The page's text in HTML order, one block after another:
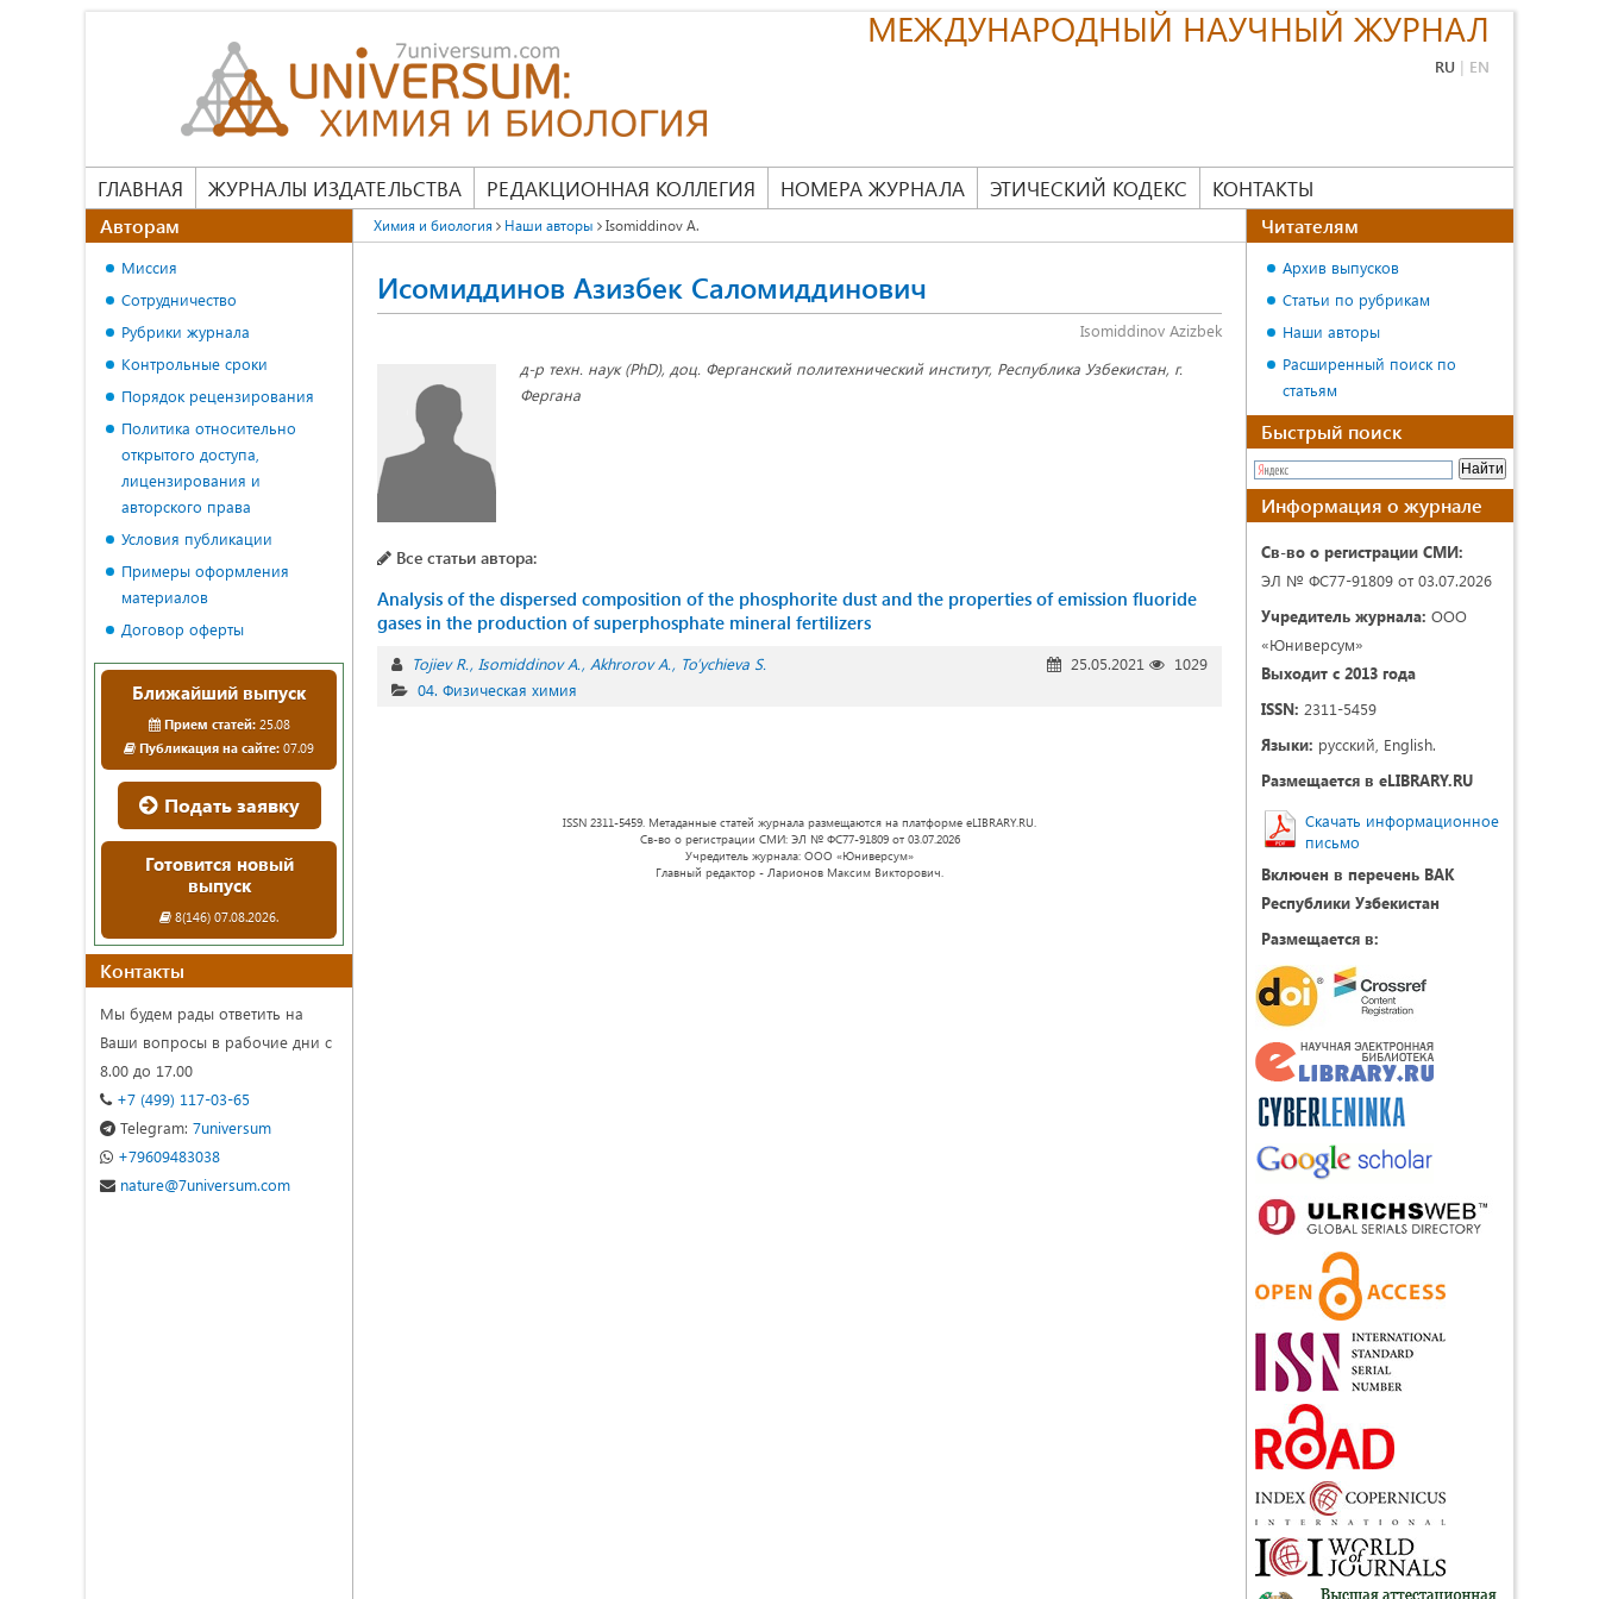
МЕЖДУНАРОДНЫЙ НАУЧНЫЙ ЖУРНАЛ
RU | EN
ГЛАВНАЯ ЖУРНАЛЫ ИЗДАТЕЛЬСТВА РЕДАКЦИОННАЯ КОЛЛЕГИЯ НОМЕРА ЖУРНАЛА ЭТИЧЕСКИЙ КОДЕКС КОНТАКТЫ
Химия и биология Наши авторы Isomiddinov A.
Исомиддинов Азизбек Саломиддинович
Isomiddinov Azizbek
д-р техн. наук (PhD), доц. Ферганский политехнический институт, Республика Узбекистан, г.
Фергана
Все статьи автора:
Analysis of the dispersed composition of the phosphorite dust and the properties of emission fluoride
gases in the production of superphosphate mineral fertilizers
Tojiev R. Isomiddinov A. Akhrorov A. To’ychieva S. 25.05.2021
1029
04. Физическая химия
ISSN 2311-5459. Метаданные статей журнала размещаются на платформе eLIBRARY.RU.
Св-во о регистрации СМИ: ЭЛ № ФС77-91809 от 03.07.2026
Учредитель журнала: ООО «Юниверсум»
Главный редактор - Ларионов Максим Викторович.
Авторам
Миссия
Сотрудничество
Рубрики журнала
Контрольные сроки
Порядок рецензирования
Политика относительно
открытого доступа,
лицензирования и
авторского права
Условия публикации
Примеры оформления
материалов
Договор оферты
Ближайший выпуск
Прием статей:25.08
Публикация на сайте: 07.09
Подать заявку
Готовится новый
выпуск
8(146) 07.08.2026.
Контакты
Мы будем рады ответить на
Ваши вопросы в рабочие дни с
8.00 до 17.00
+7 (499) 117-03-65
Telegram: 7universum
+79609483038
nature@7universum.com
Читателям
Архив выпусков
Статьи по рубрикам
Наши авторы
Расширенный поиск по
статьям
Быстрый поиск
Информация о журнале
Св-во о регистрации СМИ:
ЭЛ № ФС77-91809 от 03.07.2026
Учредитель журнала: ООО
«Юниверсум»
Выходит с 2013 года
ISSN: 2311-5459
Языки: русский, English.
Размещается в eLIBRARY.RU
Скачать информационное
письмо
Включен в перечень ВАК
Республики Узбекистан
Размещается в: